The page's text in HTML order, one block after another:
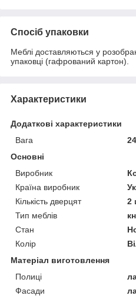
Спосіб упаковки
Меблі доставляються у
упаковці (гафрований картон).
Характеристики
Додаткові характеристики
Вага
Основні
Виробник
Країна виробник
Кількість дверцят
2
Тип меблів
Стан
Колір
Матеріал виготовлення
Полиці
Фасади